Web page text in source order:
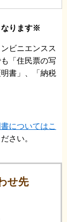
なります※
ビニエンスス
「住民票の写
書」、「納税
についてはこ
さい。
せ先